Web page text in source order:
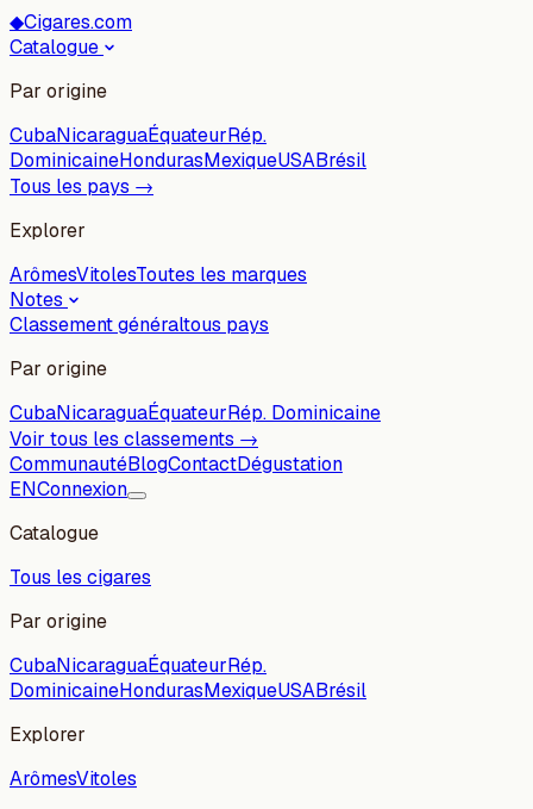
◆Cigares.com
Catalogue
Par origine
CubaNicaraguaÉquateurRép.
DominicaineHondurasMexiqueUSABrésil
Tous les pays →
Explorer
ArômesVitolesToutes les marques
Notes
Classement généraltous pays
Par origine
CubaNicaraguaÉquateurRép. Dominicaine
Voir tous les classements →
CommunautéBlogContactDégustation
ENConnexion
Catalogue
Tous les cigares
Par origine
CubaNicaraguaÉquateurRép.
DominicaineHondurasMexiqueUSABrésil
Explorer
ArômesVitoles